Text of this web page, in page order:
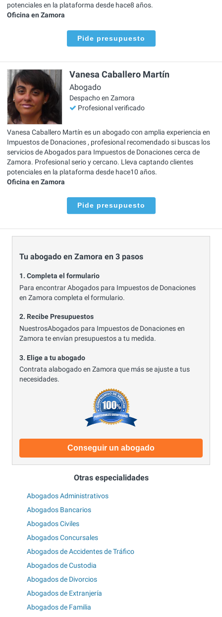
potenciales en la plataforma desde hace8 años.
Oficina en Zamora
Pide presupuesto
Vanesa Caballero Martín
Abogado
Despacho en Zamora
Profesional verificado
Vanesa Caballero Martín es un abogado con amplia experiencia en
Impuestos de Donaciones , profesional recomendado si buscas los
servicios de Abogados para Impuestos de Donaciones cerca de
Zamora. Profesional serio y cercano. Lleva captando clientes
potenciales en la plataforma desde hace10 años.
Oficina en Zamora
Pide presupuesto
Tu abogado en Zamora en 3 pasos
1. Completa el formulario
Para encontrar Abogados para Impuestos de Donaciones
en Zamora completa el formulario.
2. Recibe Presupuestos
NuestrosAbogados para Impuestos de Donaciones en
Zamora te envían presupuestos a tu medida.
3. Elige a tu abogado
Contrata alabogado en Zamora que más se ajuste a tus
necesidades.
Conseguir un abogado
Otras especialidades
Abogados Administrativos
Abogados Bancarios
Abogados Civiles
Abogados Concursales
Abogados de Accidentes de Tráfico
Abogados de Custodia
Abogados de Divorcios
Abogados de Extranjería
Abogados de Familia